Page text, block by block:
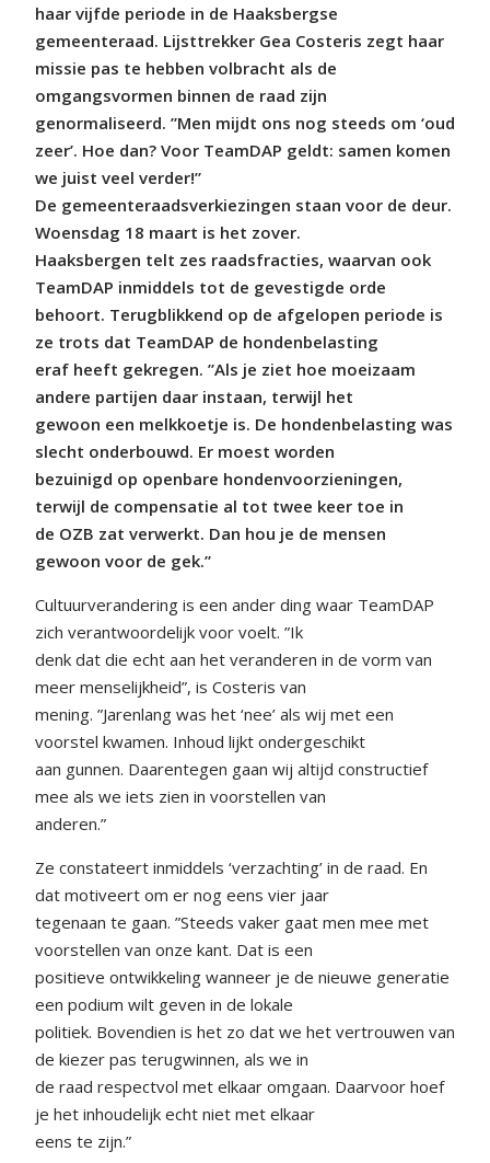
haar vijfde periode in de Haaksbergse
gemeenteraad. Lijsttrekker Gea Costeris zegt haar
missie pas te hebben volbracht als de
omgangsvormen binnen de raad zijn
genormaliseerd. ”Men mijdt ons nog steeds om ‘oud
zeer’. Hoe dan? Voor TeamDAP geldt: samen komen
we juist veel verder!”
De gemeenteraadsverkiezingen staan voor de deur.
Woensdag 18 maart is het zover.
Haaksbergen telt zes raadsfracties, waarvan ook
TeamDAP inmiddels tot de gevestigde orde
behoort. Terugblikkend op de afgelopen periode is
ze trots dat TeamDAP de hondenbelasting
eraf heeft gekregen. ”Als je ziet hoe moeizaam
andere partijen daar instaan, terwijl het
gewoon een melkkoetje is. De hondenbelasting was
slecht onderbouwd. Er moest worden
bezuinigd op openbare hondenvoorzieningen,
terwijl de compensatie al tot twee keer toe in
de OZB zat verwerkt. Dan hou je de mensen
gewoon voor de gek.”
Cultuurverandering is een ander ding waar TeamDAP
zich verantwoordelijk voor voelt. ”Ik
denk dat die echt aan het veranderen in de vorm van
meer menselijkheid”, is Costeris van
mening. ”Jarenlang was het ‘nee’ als wij met een
voorstel kwamen. Inhoud lijkt ondergeschikt
aan gunnen. Daarentegen gaan wij altijd constructief
mee als we iets zien in voorstellen van
anderen.”
Ze constateert inmiddels ‘verzachting’ in de raad. En
dat motiveert om er nog eens vier jaar
tegenaan te gaan. ”Steeds vaker gaat men mee met
voorstellen van onze kant. Dat is een
positieve ontwikkeling wanneer je de nieuwe generatie
een podium wilt geven in de lokale
politiek. Bovendien is het zo dat we het vertrouwen van
de kiezer pas terugwinnen, als we in
de raad respectvol met elkaar omgaan. Daarvoor hoef
je het inhoudelijk echt niet met elkaar
eens te zijn.”